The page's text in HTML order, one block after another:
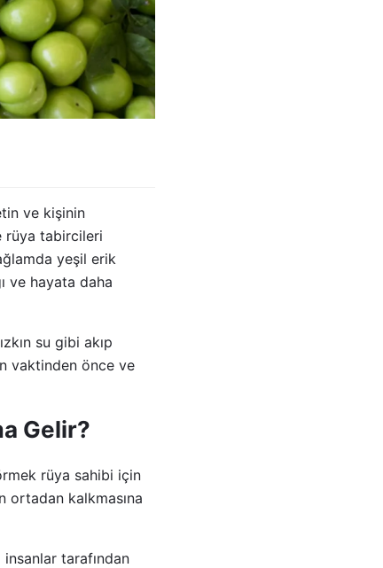
ve kişinin
rüya tabircileri
yeşil erik
ve hayata daha
su gibi akıp
vaktinden önce ve
Gelir?
rüya sahibi için
ortadan kalkmasına
tarafından